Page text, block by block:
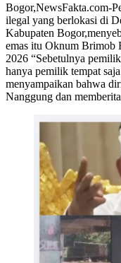
Bogor,NewsFakta.com-
ilegal yang berlokasi di
Kabupaten
emas itu Oknum Brimob
2026 “Sebetulnya
hanya pemilik tempat
menyampaikan bahwa
Nanggung dan